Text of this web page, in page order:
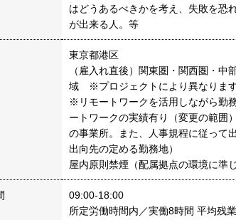
はどうあるべきかを考え、失敗を恐
が出来る人。等
東京都港区
（雇入れ直後）関東圏・関西圏・
域 ※プロジェクトにより異なりま
※リモートワークを活用しながら
ートワークの実績有り（変更の範囲
の事業所。また、人事規程に従って
出向先の定める勤務地）
屋内原則禁煙（配属拠点の環境に準じ
09:00-18:00
所定労働時間内／実働8時間 平均残